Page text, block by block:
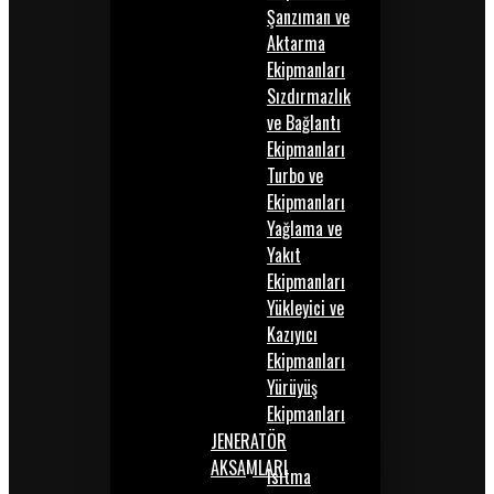
Şanzıman ve
Aktarma
Ekipmanları
Sızdırmazlık
ve Bağlantı
Ekipmanları
Turbo ve
Ekipmanları
Yağlama ve
Yakıt
Ekipmanları
Yükleyici ve
Kazıyıcı
Ekipmanları
Yürüyüş
Ekipmanları
JENERATÖR
AKSAMLARIIsıtma